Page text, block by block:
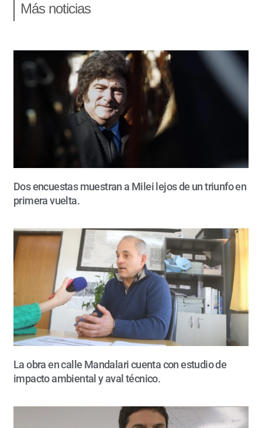
Más noticias
Dos encuestas muestran a Milei lejos de un triunfo en
primera vuelta.
La obra en calle Mandalari cuenta con estudio de
impacto ambiental y aval técnico.